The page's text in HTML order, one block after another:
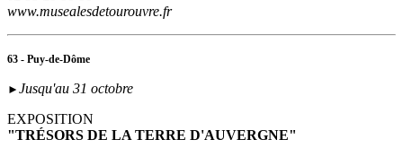
www.musealesdetourouvre.fr
63 - Puy-de-Dôme
► Jusqu'au 31 octobre
EXPOSITION
"TRÉSORS DE LA TERRE D'AUVERGNE"